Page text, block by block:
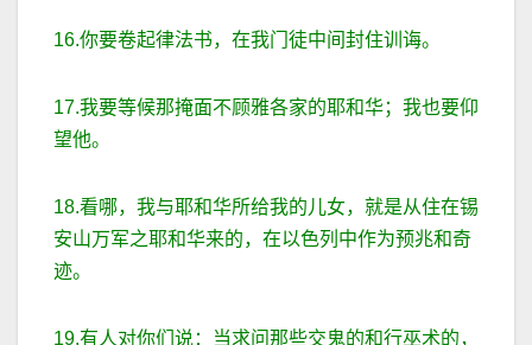
16.你要卷起律法书，在我门徒中间封住训诲。
17.我要等候那掩面不顾雅各家的耶和华；我也要仰
望他。
18.看哪，我与耶和华所给我的儿女，就是从住在锡
安山万军之耶和华来的，在以色列中作为预兆和奇
迹。
19.有人对你们说：当求问那些交鬼的和行巫术的，